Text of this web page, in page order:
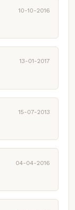
10-10-2016
13-01-2017
15-07-2013
04-04-2016